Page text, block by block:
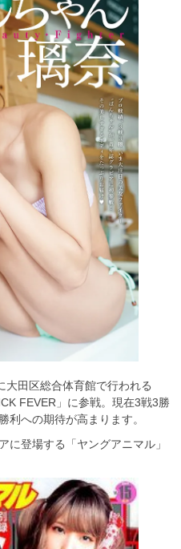
田区総合体育館で行われる
FEVER」に参戦。現在3戦3勝
利への期待が高まります。
に登場する「ヤングアニマル」